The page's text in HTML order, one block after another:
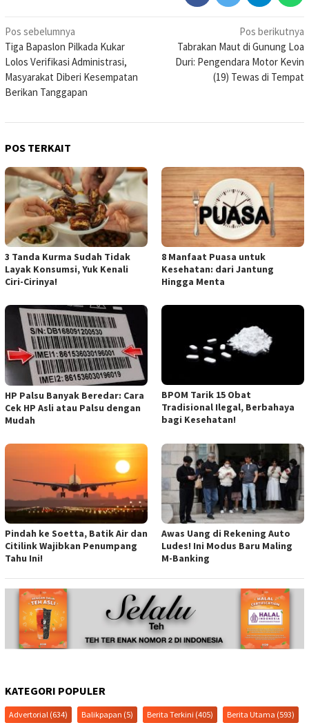
Navigasi
pos
Pos sebelumnya
Tiga Bapaslon Pilkada Kukar
Lolos Verifikasi Administrasi,
Masyarakat Diberi Kesempatan
Berikan Tanggapan
Pos berikutnya
Tabrakan Maut di Gunung Loa
Duri: Pengendara Motor Kevin
(19) Tewas di Tempat
POS TERKAIT
3 Tanda Kurma Sudah Tidak
Layak Konsumsi, Yuk Kenali
Ciri-Cirinya!
8 Manfaat Puasa untuk
Kesehatan: dari Jantung
Hingga Menta
HP Palsu Banyak Beredar: Cara
Cek HP Asli atau Palsu dengan
Mudah
BPOM Tarik 15 Obat
Tradisional Ilegal, Berbahaya
bagi Kesehatan!
Pindah ke Soetta, Batik Air dan
Citilink Wajibkan Penumpang
Tahu Ini!
Awas Uang di Rekening Auto
Ludes! Ini Modus Baru Maling
M-Banking
KATEGORI POPULER
Advertorial (634) Balikpapan (5) Berita Terkini (405) Berita Utama (593)